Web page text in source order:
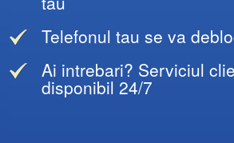
Telefonul tau se va
Ai intrebari? Serviciul
disponibil 24/7